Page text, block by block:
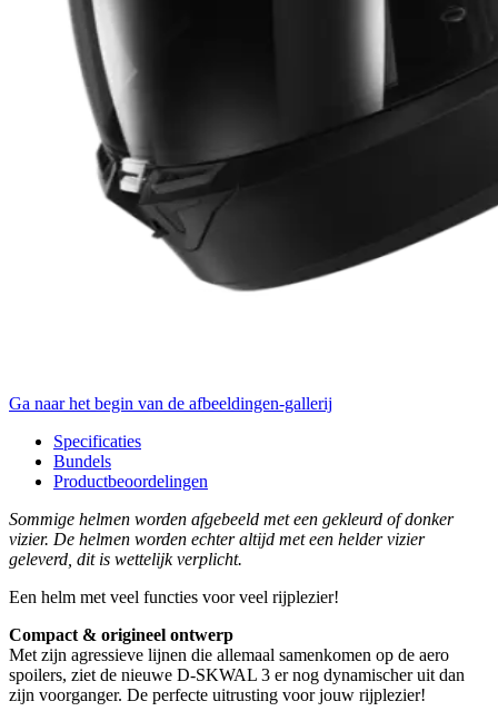
Ga naar het begin van de afbeeldingen-gallerij
Specificaties
Bundels
Productbeoordelingen
Sommige helmen worden afgebeeld met een gekleurd of donker
vizier. De helmen worden echter altijd met een helder vizier
geleverd, dit is wettelijk verplicht.
Een helm met veel functies voor veel rijplezier!
Compact & origineel ontwerp
Met zijn agressieve lijnen die allemaal samenkomen op de aero
spoilers, ziet de nieuwe D-SKWAL 3 er nog dynamischer uit dan
zijn voorganger. De perfecte uitrusting voor jouw rijplezier!